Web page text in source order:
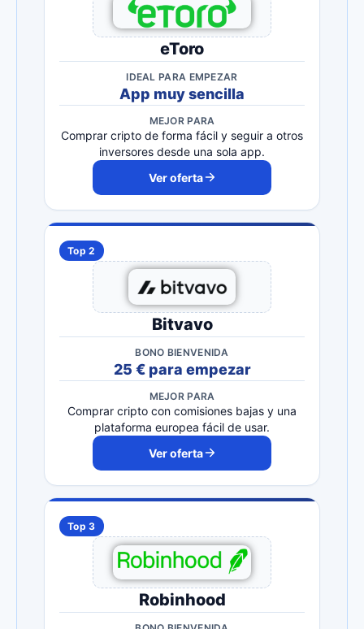
eToro
IDEAL PARA EMPEZAR
App muy sencilla
MEJOR PARA
Comprar cripto de forma fácil y seguir a otros
inversores desde una sola app.
Ver oferta
Top 2
Bitvavo
BONO BIENVENIDA
25 € para empezar
MEJOR PARA
Comprar cripto con comisiones bajas y una
plataforma europea fácil de usar.
Ver oferta
Top 3
Robinhood